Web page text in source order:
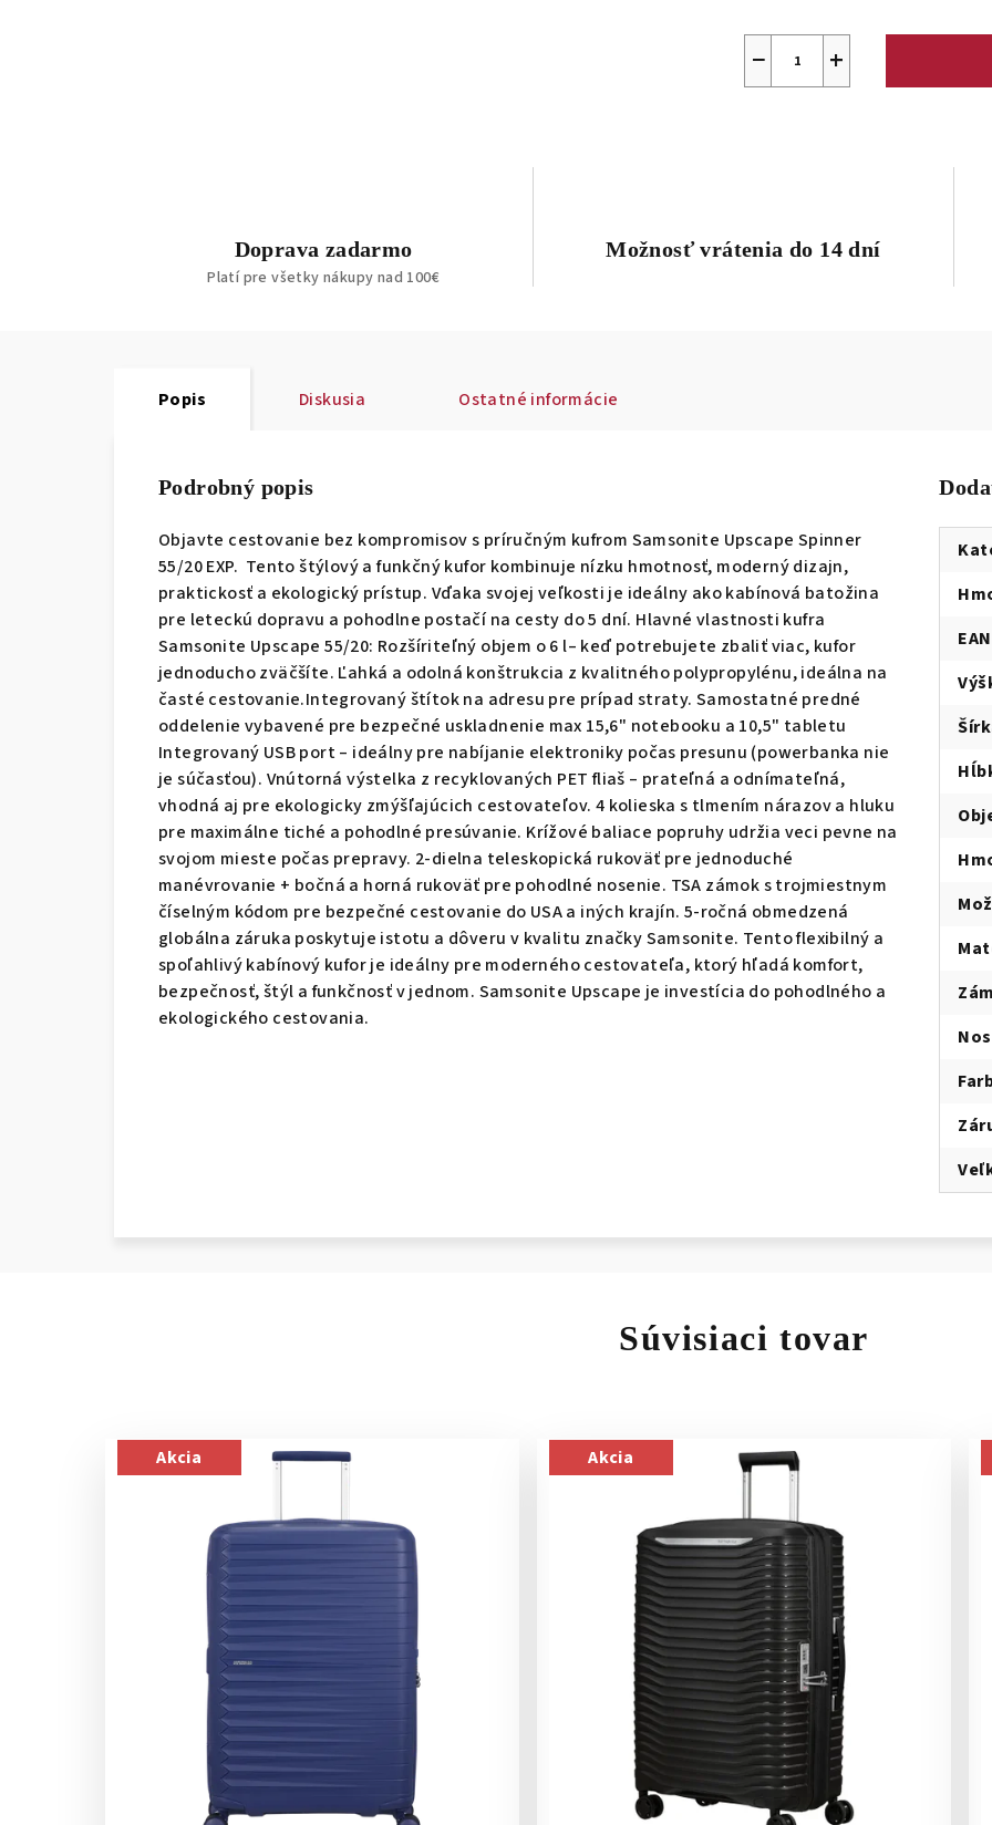
+
−
Doprava zadarmo
Platí pre všetky nákupy nad 100€
Možnosť vrátenia do 14 dní
Popis Diskusia Ostatné informácie
Podrobný popis
Objavte cestovanie bez kompromisov s príručným kufrom Samsonite Upscape Spinner
55/20 EXP. Tento štýlový a funkčný kufor kombinuje nízku hmotnosť, moderný dizajn,
praktickosť a ekologický prístup. Vďaka svojej veľkosti je ideálny ako kabínová batožina
pre leteckú dopravu a pohodlne postačí na cesty do 5 dní. Hlavné vlastnosti kufra
Samsonite Upscape 55/20: Rozšíriteľný objem o 6 l– keď potrebujete zbaliť viac, kufor
jednoducho zväčšíte. Ľahká a odolná konštrukcia z kvalitného polypropylénu, ideálna na
časté cestovanie.Integrovaný štítok na adresu pre prípad straty. Samostatné predné
oddelenie vybavené pre bezpečné uskladnenie max 15,6" notebooku a 10,5" tabletu
Integrovaný USB port – ideálny pre nabíjanie elektroniky počas presunu (powerbanka nie
je súčasťou). Vnútorná výstelka z recyklovaných PET fliaš – prateľná a odnímateľná,
vhodná aj pre ekologicky zmýšľajúcich cestovateľov. 4 kolieska s tlmením nárazov a hluku
pre maximálne tiché a pohodlné presúvanie. Krížové baliace popruhy udržia veci pevne na
svojom mieste počas prepravy. 2-dielna teleskopická rukoväť pre jednoduché
manévrovanie + bočná a horná rukoväť pre pohodlné nosenie. TSA zámok s trojmiestnym
číselným kódom pre bezpečné cestovanie do USA a iných krajín. 5-ročná obmedzená
globálna záruka poskytuje istotu a dôveru v kvalitu značky Samsonite. Tento flexibilný a
spoľahlivý kabínový kufor je ideálny pre moderného cestovateľa, ktorý hľadá komfort,
bezpečnosť, štýl a funkčnosť v jednom. Samsonite Upscape je investícia do pohodlného a
ekologického cestovania.
EAN
Súvisiaci tovar
Akcia Akcia